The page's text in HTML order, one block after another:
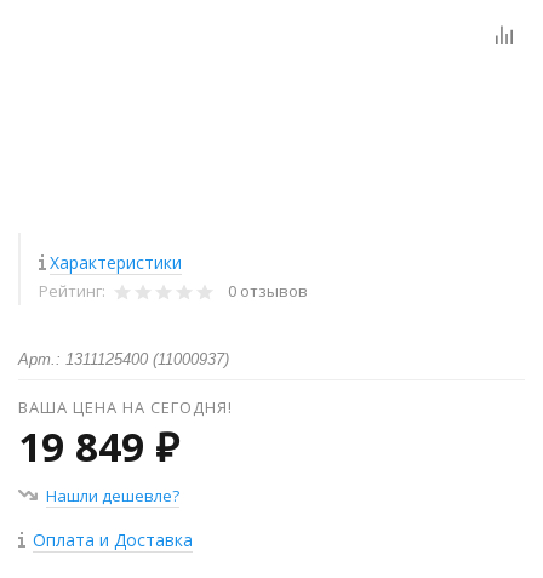
Характеристики
Рейтинг: 0 отзывов
Арт.: 1311125400 (11000937)
ВАША ЦЕНА НА СЕГОДНЯ!
19 849 ₽
Нашли дешевле?
Оплата и Доставка